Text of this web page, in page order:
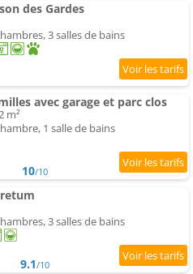
des Gardes
3 salles de bains
avec garage et parc clos
m²
1 salle de bains
10/10
3 salles de bains
9.1/10